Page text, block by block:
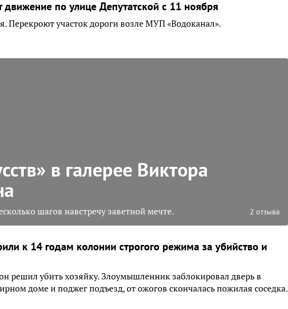
движение по улице Депутатской с 11 ноября
Перекроют участок дороги возле МУП «Водоканал».
в галерее Виктора
шагов навстречу заветной мечте. 2 отзыва
к 14 годам колонии строгого режима за убийство и
решил убить хозяйку. Злоумышленник заблокировал дверь в
доме и поджег подъезд, от ожогов скончалась пожилая соседка.